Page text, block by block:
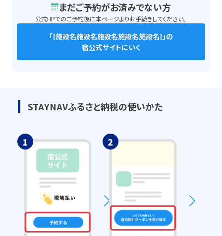
まだご予約がお済みでない方
公式HPでのご予約後に本ページよりお手続きしてください。
「{施設名施設名施設名施設名施設名}」の
宿公式サイトにいく
STAYNAVふるさと納税の使いかた